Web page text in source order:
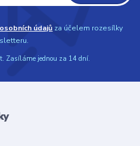
údajů za účelem rozesílky
Zasíláme jednou za 14 dní.